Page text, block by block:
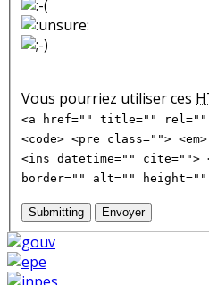
Vous pourriez utiliser ces
<a href="" title="" rel=""
<code> <pre class="">
<ins datetime=""
border="" alt="" height=""
Submitting Envoyer